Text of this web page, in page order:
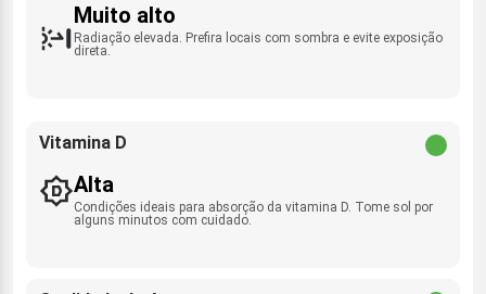
Muito alto
Radiação elevada. Prefira locais com sombra e evite exposição
direta.
Vitamina D
Alta
Condições ideais para absorção da vitamina D. Tome sol por
alguns minutos com cuidado.